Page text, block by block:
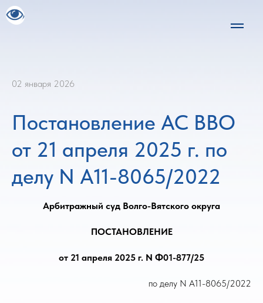
02 января 2026
Постановление АС ВВО
от 21 апреля 2025 г. по
делу N А11-8065/2022
Арбитражный суд Волго-Вятского округа
ПОСТАНОВЛЕНИЕ
от 21 апреля 2025 г. N Ф01-877/25
по делу N А11-8065/2022